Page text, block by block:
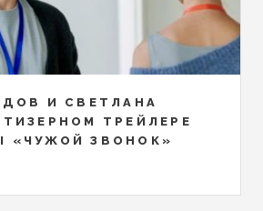
И СВЕТЛАНА
ТРЕЙЛЕРЕ
«ЧУЖОЙ ЗВОНОК»